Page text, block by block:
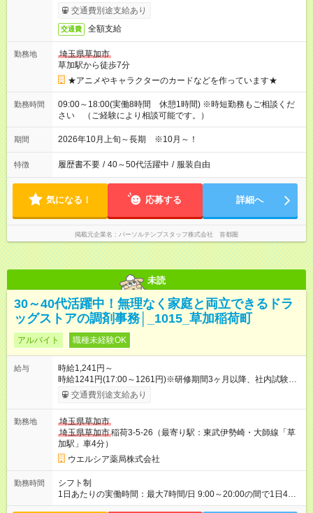
交通費別途支給あり
交通費 全額支給
勤務地
埼玉県草加市
草加駅から徒歩7分
★アニメやキャラクターのカードなどを作っています★
勤務時間
09:00～18:00(実働8時間 休憩1時間) ※時短勤務もご相談くだ
さい （ご経験により相談可能です。）
期間 2026年10月上旬～長期 ※10月～！
特徴 履歴書不要 / 40～50代活躍中 / 服装自由
気になる！ 応募する 詳細へ
掲載元企業名 パーソルテンプスタッフ株式会社 首都圏
未読
30～40代活躍中！無理なく家庭と両立できるドラ
ッグストアの調剤事務│_1015_草加稲荷町
アルバイト 職種未経験OK
給与
時給1,241円～
時給1241円(17:00～1261円)※研修期間3ヶ月以降、社内試験に
よる更新判定あり 社内試験合格後、時給＋50～100円の昇給あ
り （大学生は＋20円） 試用期間あり：入社日から3ヶ月間／本
間の長さ：3ヶ月 雇用形態、給与は本採用時と同じです。
交通費別途支給あり
勤務地
埼玉県草加市
埼玉県草加市稲荷3-5-26（最寄り駅：東武伊勢崎・大師線「草
加駅」車4分）
ウエルシア薬局株式会社
勤務時間
シフト制
1日あたりの実働時間：最大7時間/日 9:00～20:00の間で1日4時
間～応相談 ☆週2～4日の勤務 ※勤務曜日応相談 ※日曜日勤務で